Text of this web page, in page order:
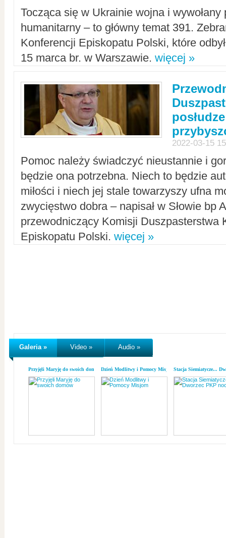
Tocząca się w Ukrainie wojna i
humanitarny – to główny temat 391.
Konferencji Episkopatu Polski, które
15 marca br. w Warszawie. więcej »
2022-03-15
Pomoc należy świadczyć nieustannie i
będzie ona potrzebna. Niech to będzie
miłości i niech jej stale towarzyszy ufna
zwycięstwo dobra – napisał w Słowie bp
przewodniczący Komisji Duszpasterstwa
Episkopatu Polski. więcej »
Galeria » Video » Audio »
Przyjęli Maryję do swoich domówDzień Modlitwy i Pomocy MisjomStacja Siemiatycze...